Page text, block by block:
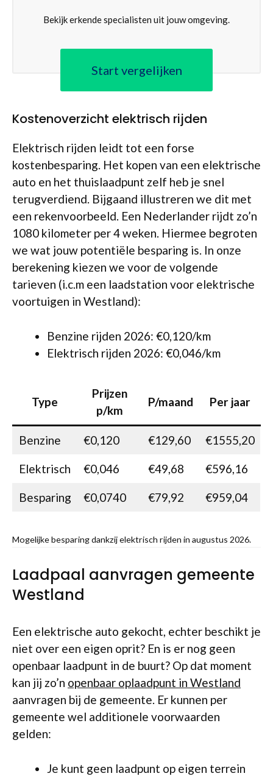
Bekijk erkende specialisten uit jouw omgeving.
Start vergelijken
Kostenoverzicht elektrisch rijden
Elektrisch rijden leidt tot een forse
kostenbesparing. Het kopen van een elektrische
auto en het thuislaadpunt zelf heb je snel
terugverdiend. Bijgaand illustreren we dit met
een rekenvoorbeeld. Een Nederlander rijdt zo’n
1080 kilometer per 4 weken. Hiermee begroten
we wat jouw potentiële besparing is. In onze
berekening kiezen we voor de volgende
tarieven (i.c.m een laadstation voor elektrische
voortuigen in Westland):
Benzine rijden 2026: €0,120/km
Elektrisch rijden 2026: €0,046/km
Type
Prijzen
p/km
P/maand Per jaar
Benzine €0,120 €129,60 €1555,20
Elektrisch €0,046 €49,68 €596,16
Besparing €0,0740 €79,92 €959,04
Mogelijke besparing dankzij elektrisch rijden in augustus 2026.
Laadpaal aanvragen gemeente
Westland
Een elektrische auto gekocht, echter beschikt je
niet over een eigen oprit? En is er nog geen
openbaar laadpunt in de buurt? Op dat moment
kan jij zo’n openbaar oplaadpunt in Westland
aanvragen bij de gemeente. Er kunnen per
gemeente wel additionele voorwaarden
gelden:
Je kunt geen laadpunt op eigen terrein